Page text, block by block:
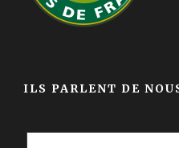
ILS PARLENT DE